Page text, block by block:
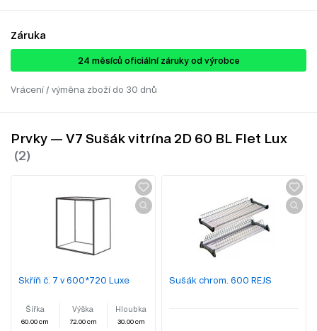
Záruka
24 ​​​​měsíců oficiální záruky od výrobce
Vrácení / výměna zboží do 30 dnů
Prvky — V7 Sušák vitrína 2D 60 BL Flet Lux
Skříň č. 7 v 600*720 Luxe
Šířka
60.00 cm
Výška
72.00 cm
Hloubka
30.00 cm
Sušák chrom. 600 REJS